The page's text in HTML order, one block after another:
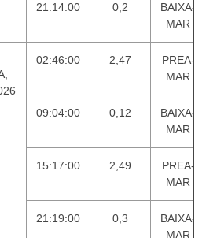
21:14:00 0,2
BAIXA-
MAR
02:46:00 2,47
PREA-
MAR
09:04:00 0,12
BAIXA-
MAR
15:17:00 2,49
PREA-
MAR
21:19:00 0,3
BAIXA-
MAR